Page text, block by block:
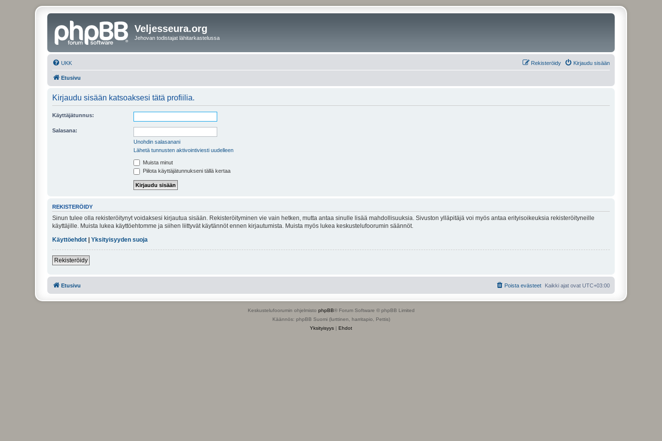
Veljesseura.org
Jehovan todistajat lähitarkastelussa
UKK Kirjaudu sisään
Rekisteröidy
Etusivu
Kirjaudu sisään katsoaksesi tätä profiilia.
Käyttäjätunnus:
Salasana:
Unohdin salasanani
Lähetä tunnusten aktivointiviesti uudelleen
Muista minut
Piilota käyttäjätunnukseni tällä kertaa
REKISTERÖIDY
Sinun tulee olla rekisteröitynyt voidaksesi kirjautua sisään. Rekisteröityminen vie vain hetken, mutta antaa sinulle lisää mahdollisuuksia. Sivuston ylläpitäjä voi myös antaa erityisoikeuksia rekisteröityneille
käyttäjille. Muista lukea käyttöehtomme ja siihen liittyvät käytännöt ennen kirjautumista. Muista myös lukea keskustelufoorumin säännöt.
Käyttöehdot
Yksityisyyden suoja
Rekisteröidy
Etusivu Kaikki ajat ovat UTC+03:00
Poista evästeet
Keskustelufoorumin ohjelmisto phpBB® Forum Software © phpBB Limited
Käännös: phpBB Suomi (lurttinen, harritapio, Pettis)
Yksityisyys | Ehdot